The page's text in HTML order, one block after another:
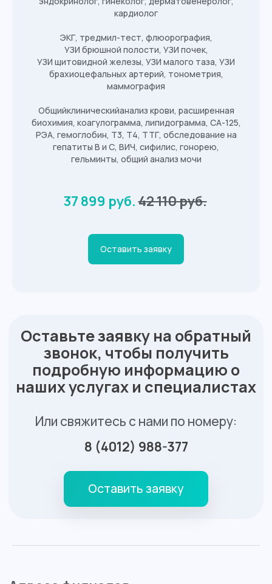
кардиолог
ЭКГ, тредмил-тест, флюорография,
УЗИ брюшной полости, УЗИ почек,
УЗИ щитовидной железы, УЗИ малого таза, УЗИ
брахиоцефальных артерий, тонометрия,
маммография
Общийклиническийанализ крови, расширенная
биохимия, коагулограмма, липидограмма, СА-125,
РЭА, гемоглобин, Т3, Т4, ТТГ, обследование на
гепатиты В и С, ВИЧ, сифилис, гонорею,
гельминты, общий анализ мочи
37 899 руб.42 110 руб.
Оставить заявку
8:00 - 20:00
8:00 - 20:00
8:00 - 20:00
8:00 - 20:00
выходной
8:00 - 14:00